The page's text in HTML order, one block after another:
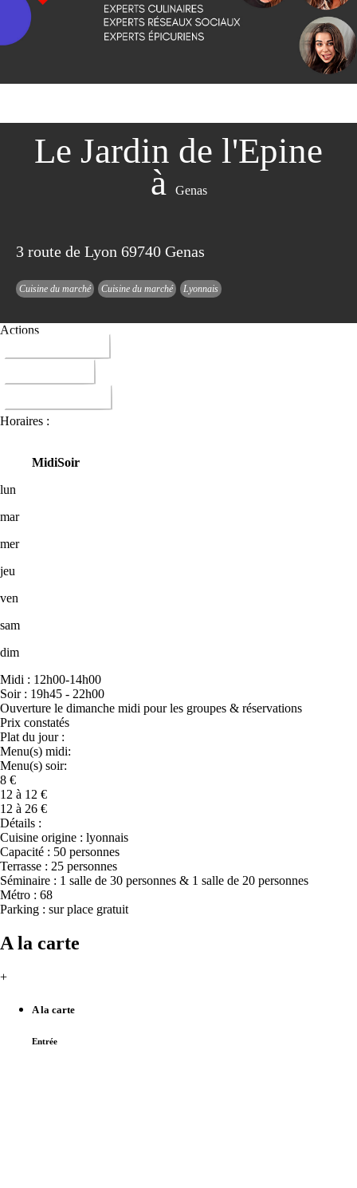
Le Jardin de l'Epine
à
Genas
3 route de Lyon 69740 Genas
Cuisine du marché Cuisine du marché Lyonnais
Actions
Horaires :
MidiSoir
lun
mar
mer
jeu
ven
sam
dim
Midi : 12h00-14h00
Soir : 19h45 - 22h00
Ouverture le dimanche midi pour les groupes & réservations
Prix constatés
Plat du jour :
Menu(s) midi:
Menu(s) soir:
8 €
12 à 12 €
12 à 26 €
Détails :
Cuisine origine : lyonnais
Capacité : 50 personnes
Terrasse : 25 personnes
Séminaire : 1 salle de 30 personnes & 1 salle de 20 personnes
Métro : 68
Parking : sur place gratuit
A la carte
+
A la carte
Entrée